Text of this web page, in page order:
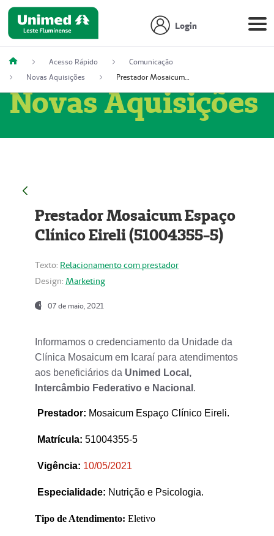
Login
Acesso Rápido
Comunicação
Novas Aquisições
Prestador Mosaicum Espaço Clínico Eireli (51004355-5)
Novas Aquisições
Prestador Mosaicum Espaço
Clínico Eireli (51004355-5)
Texto: Relacionamento com prestador
Design: Marketing
07 de maio, 2021
Informamos o credenciamento da Unidade da
Clínica Mosaicum em Icaraí para atendimentos
aos beneficiários da Unimed Local,
Intercâmbio Federativo e Nacional .
Prestador: Mosaicum Espaço Clínico Eireli.
Matrícula: 51004355-5
Vigência: 10/05/2021
Especialidade: Nutrição e Psicologia.
Tipo de Atendimento: Eletivo